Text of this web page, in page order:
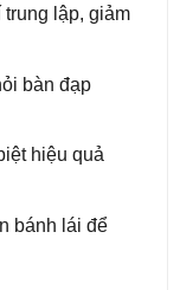
lập, giảm
bàn đạp
hiệu quả
bánh lái để